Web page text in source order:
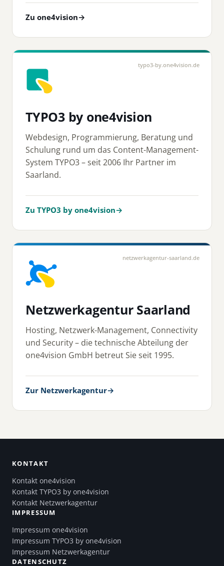
Zu one4vision→
typo3-by.one4vision.de
TYPO3 by one4vision
Webdesign, Programmierung, Beratung und
Schulung rund um das Content-Management-
System TYPO3 – seit 2006 Ihr Partner im
Saarland.
Zu TYPO3 by one4vision→
netzwerkagentur-saarland.de
Netzwerkagentur Saarland
Hosting, Netzwerk-Management, Connectivity
und Security – die technische Abteilung der
one4vision GmbH betreut Sie seit 1995.
Zur Netzwerkagentur→
KONTAKT
Kontakt one4vision
Kontakt TYPO3 by one4vision
Kontakt Netzwerkagentur
IMPRESSUM
Impressum one4vision
Impressum TYPO3 by one4vision
Impressum Netzwerkagentur
DATENSCHUTZ